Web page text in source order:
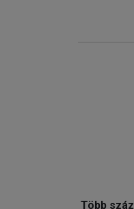
Több száz